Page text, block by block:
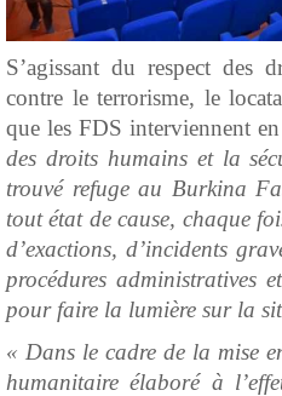
S’agissant du respect des
contre le terrorisme, le
que les FDS interviennent en
des droits humains et la
trouvé refuge au Burkina
tout état de cause, chaque
d’exactions, d’incidents
procédures administratives
pour faire la lumière sur la
« Dans le cadre de la mise
humanitaire élaboré à